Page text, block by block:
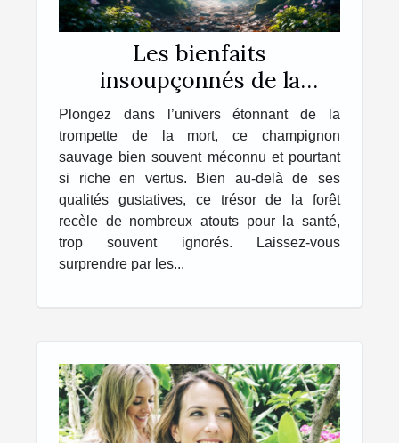
Les bienfaits
insoupçonnés de la
trompette de la mort sur
la santé
Plongez dans l’univers étonnant de la
trompette de la mort, ce champignon
sauvage bien souvent méconnu et pourtant
si riche en vertus. Bien au-delà de ses
qualités gustatives, ce trésor de la forêt
recèle de nombreux atouts pour la santé,
trop souvent ignorés. Laissez-vous
surprendre par les...